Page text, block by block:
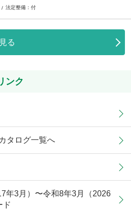
法定整備 付
る
ンク
タログ一覧へ
年3月）〜令和8年3月（2026
ド